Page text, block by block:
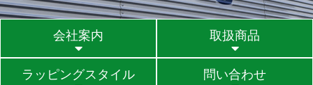
会社案内 取扱商品
ラッピングスタイル 問い合わせ